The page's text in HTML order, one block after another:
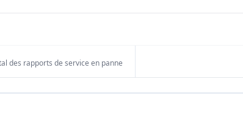
des rapports de service en panne